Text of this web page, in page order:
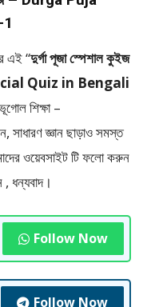
এই “দুর্গা পূজা স্পেশাল কুইজ
Quiz in Bengali
শিক্ষা –
সাধারণ জ্ঞান ছাড়াও সমস্ত
ওয়েবসাইট টি ফলাে করুন
ধন্যবাদ।
Follow Now
Follow Now